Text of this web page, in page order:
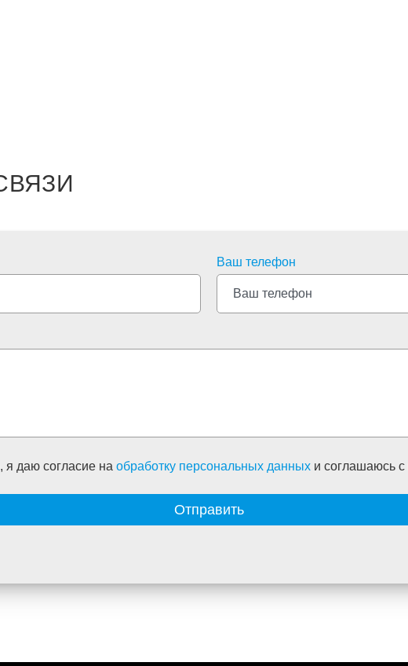
Ваш телефон
я даю согласие на обработку персональных данных и соглашаюсь c
Отправить